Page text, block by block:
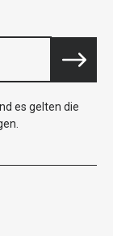
es gelten die